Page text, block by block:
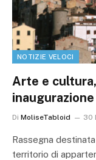
NOTIZIE VELOCI
Arte e
Di MoliseTabloid 30
Rassegna
territorio di